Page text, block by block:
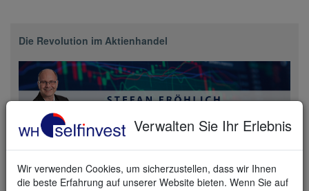
Die Revolution im Aktienhandel
ein neues Level. Günstige WHS Handelskonditionen,
kapitaleffizienter Hebel, long und short – flexibel wie nie.
Verwalten Sie Ihr Erlebnis
Wir verwenden Cookies, um sicherzustellen, dass wir Ihnen
die beste Erfahrung auf unserer Website bieten. Wenn Sie auf